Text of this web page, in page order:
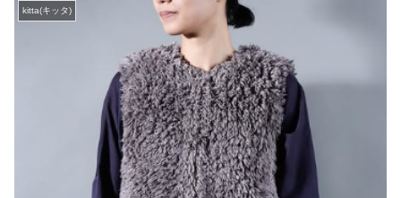
kitta(キッタ)